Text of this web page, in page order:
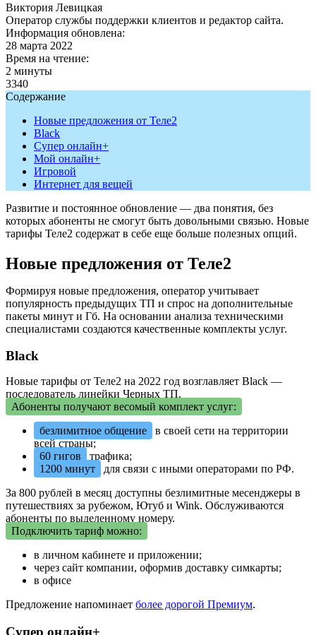
Виктория Левицкая
Оператор службы поддержки клиентов и редактор сайта.
Информация обновлена:
28 марта 2022
Время на чтение:
2 минуты
3340
Содержание
Новые предложения от Теле2
Black
Супер онлайн+
Мой онлайн+
Игровой
Интернет для вещей
Развитие и постоянное обновление — два понятия, без
которых абоненты не смогут быть довольными связью. Новые
тарифы Теле2 содержат в себе еще больше полезных опций.
Новые предложения от Теле2
Формируя новые предложения, оператор учитывает
популярность предыдущих ТП и спрос на дополнительные
пакеты минут и Гб. На основании анализа техническими
специалистами создаются качественные комплекты услуг.
Black
Новые тарифы от Теле2 на 2022 год возглавляет Black —
последователь линейки Черных ТП.
Абоненты получают весомый комплект услуг:
безлимитное общение
в своей сети на территории
всей страны;
60 гигов
трафика;
1200 минут
для связи с иными операторами по РФ.
За 800 рублей в месяц доступны безлимитные месенджеры в
путешествиях за рубежом, Ютуб и Wink. Обслуживаются
абоненты по выделенному номеру.
Подключить тариф можно:
в личном кабинете и приложении;
через сайт компании, оформив доставку симкарты;
в офисе
Предложение напоминает более дорогой Премиум.
Супер онлайн+